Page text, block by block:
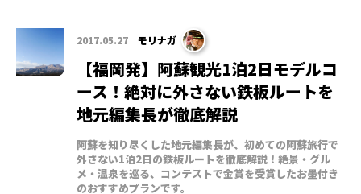
2017.05.27 モリナガ
【福岡発】阿蘇観光1泊2日モデルコ
ース！絶対に外さない鉄板ルートを
地元編集長が徹底解説
阿蘇を知り尽くした地元編集長が、初めての阿蘇旅行で
外さない1泊2日の鉄板ルートを徹底解説！絶景・グル
メ・温泉を巡る、コンテストで金賞を受賞したお墨付き
のおすすめプランです。